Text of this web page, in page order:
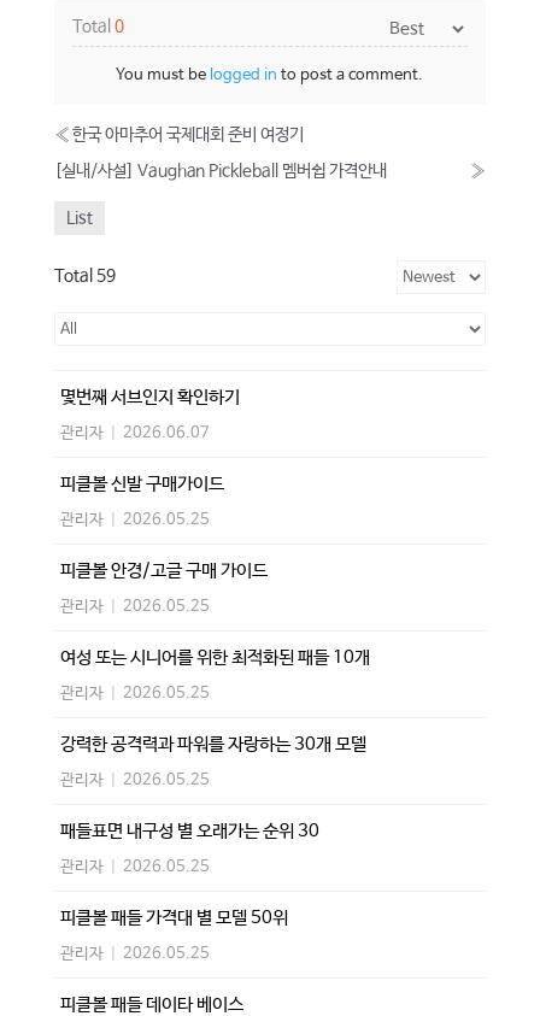
Total 0
You must be logged in to post a comment.
« 한국 아마추어 국제대회 준비 여정기
[실내/사설] Vaughan Pickleball 멤버쉽 가격안내
»
List
Total 59
몇번째 서브인지 확인하기
관리자 2026.06.07
피클볼 신발 구매가이드
관리자 2026.05.25
피클볼 안경/고글 구매 가이드
관리자 2026.05.25
여성 또는 시니어를 위한 최적화된 패들 10개
관리자 2026.05.25
강력한 공격력과 파워를 자랑하는 30개 모델
관리자 2026.05.25
패들표면 내구성 별 오래가는 순위 30
관리자 2026.05.25
피클볼 패들 가격대 별 모델 50위
관리자 2026.05.25
피클볼 패들 데이타 베이스